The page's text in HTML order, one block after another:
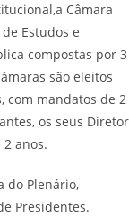
Câmara
Estudos e
compostas por 3
são eleitos
com mandatos de 2
os seus Diretor
anos.
do Plenário,
Presidentes.